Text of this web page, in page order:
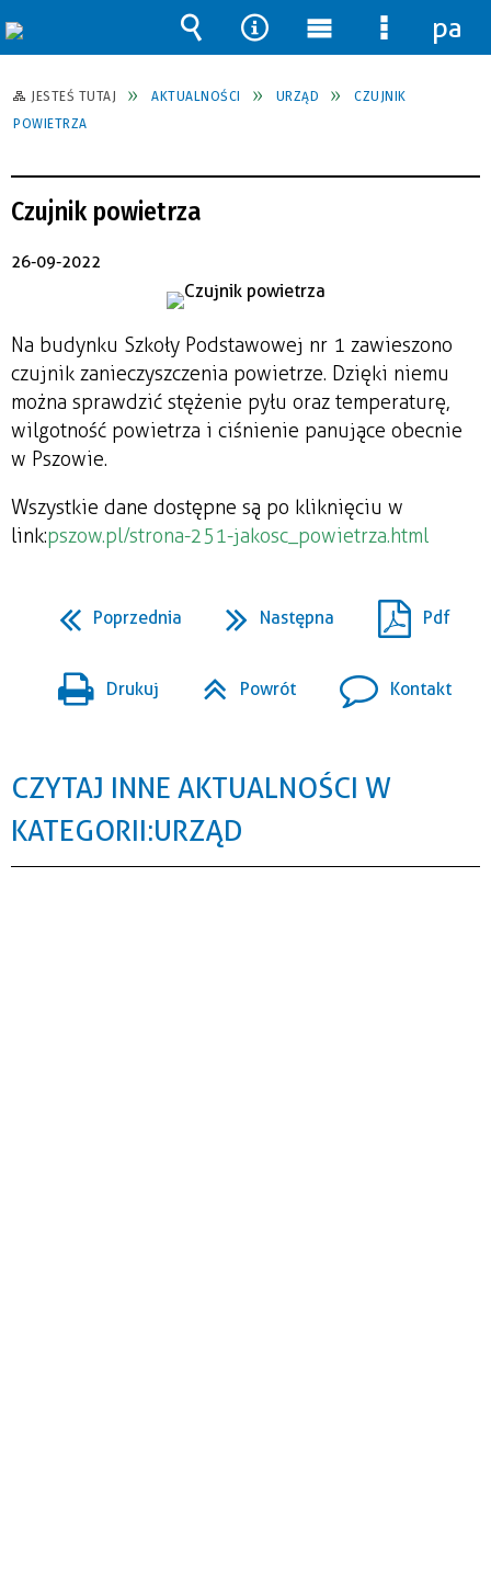
JESTEŚ TUTAJ AKTUALNOŚCI URZĄD
CZUJNIK
POWIETRZA
Czujnik powietrza
26-09-2022
Na budynku Szkoły Podstawowej nr 1 zawieszono
czujnik zanieczyszczenia powietrze. Dzięki niemu
można sprawdzić stężenie pyłu oraz temperaturę,
wilgotność powietrza i ciśnienie panujące obecnie
w Pszowie.
Wszystkie dane dostępne są po kliknięciu w
link:pszow.pl/strona-251-jakosc_powietrza.html
Poprzednia Następna Pdf
Drukuj Powrót Kontakt
CZYTAJ INNE AKTUALNOŚCI W
KATEGORII: URZĄD
Wyszukiwarka
Narzędzia
Menu
główne
Menu